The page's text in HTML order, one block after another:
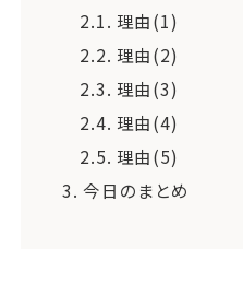
2.1. 理由(1)
2.2. 理由(2)
2.3. 理由(3)
2.4. 理由(4)
2.5. 理由(5)
3. 今日のまとめ